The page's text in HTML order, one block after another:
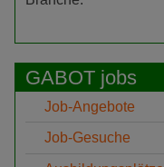
GABOT jobs
Job-Angebote
Job-Gesuche